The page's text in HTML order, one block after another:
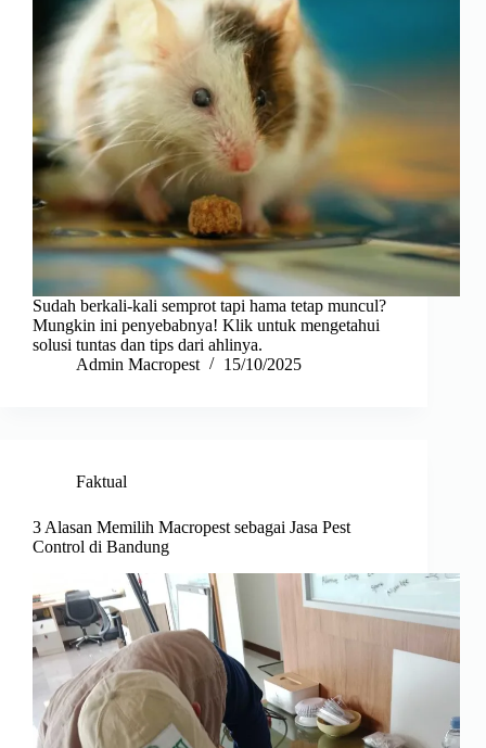
Sudah berkali-kali semprot tapi hama tetap muncul?
Mungkin ini penyebabnya! Klik untuk mengetahui
solusi tuntas dan tips dari ahlinya.
Admin Macropest
15/10/2025
Faktual
3 Alasan Memilih Macropest sebagai Jasa Pest
Control di Bandung